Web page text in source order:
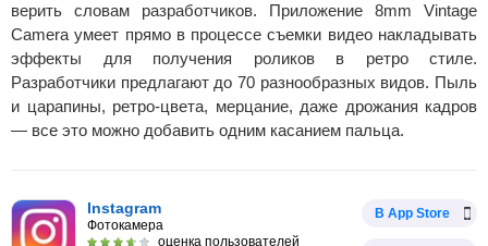
верить словам разработчиков. Приложение 8mm Vintage
Camera умеет прямо в процессе съемки видео накладывать
эффекты для получения роликов в ретро стиле.
Разработчики предлагают до 70 разнообразных видов. Пыль
и царапины, ретро-цвета, мерцание, даже дрожания кадров
— все это можно добавить одним касанием пальца.
Instagram
Фотокамера
оценка пользователей
В App Store